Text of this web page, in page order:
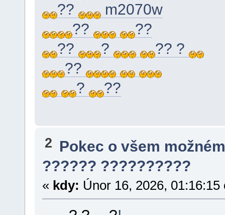
??
m2070w
??
??
??
?
?? ?
??
?
??
2 Pokec o všem
?????? ??????????
« kdy: Únor 16, 2026, 01:16:15